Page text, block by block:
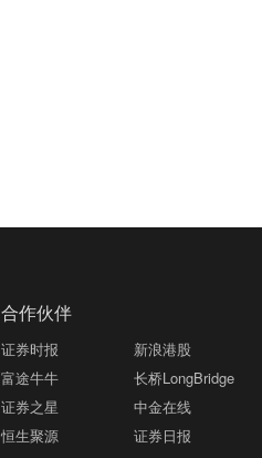
合作伙伴
证券时报 新浪港股
富途牛牛
长桥LongBridge
证券之星
中金在线
恒生聚源
证券日报